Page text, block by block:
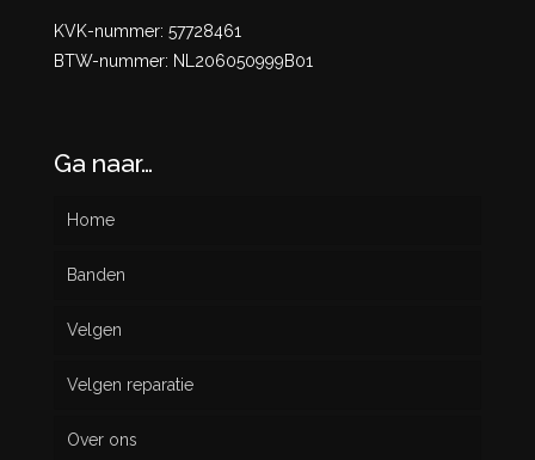
KVK-nummer: 57728461
BTW-nummer: NL206050999B01
Ga naar…
Home
Banden
Nieuw
Gebruikt
Velgen
Velgen reparatie
Over ons